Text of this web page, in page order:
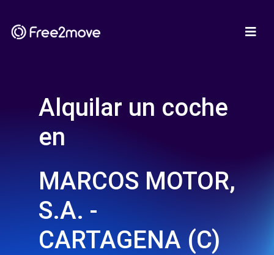
Alquilar un coche
en
MARCOS MOTOR,
S.A. -
CARTAGENA (C)